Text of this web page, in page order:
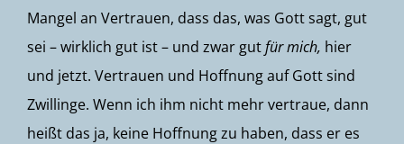
Mangel an Vertrauen, dass das, was Gott sagt, gut
sei – wirklich gut ist – und zwar gutfür mich, hier
und jetzt. Vertrauen und Hoffnung auf Gott sind
Zwillinge. Wenn ich ihm nicht mehr vertraue, dann
heißt das ja, keine Hoffnung zu haben, dass er es